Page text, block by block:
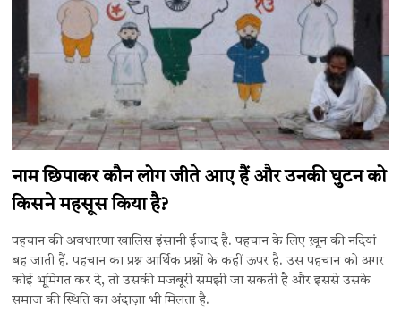
नाम छिपाकर कौन लोग जीते आए हैं और उनकी घुटन को
किसने महसूस किया है?
पहचान की अवधारणा खालिस इंसानी ईजाद है. पहचान के लिए ख़ून की नदियां
बह जाती हैं. पहचान का प्रश्न आर्थिक प्रश्नों के कहीं ऊपर है. उस पहचान को अगर
कोई भूमिगत कर दे, तो उसकी मजबूरी समझी जा सकती है और इससे उसके
समाज की स्थिति का अंदाज़ा भी मिलता है.